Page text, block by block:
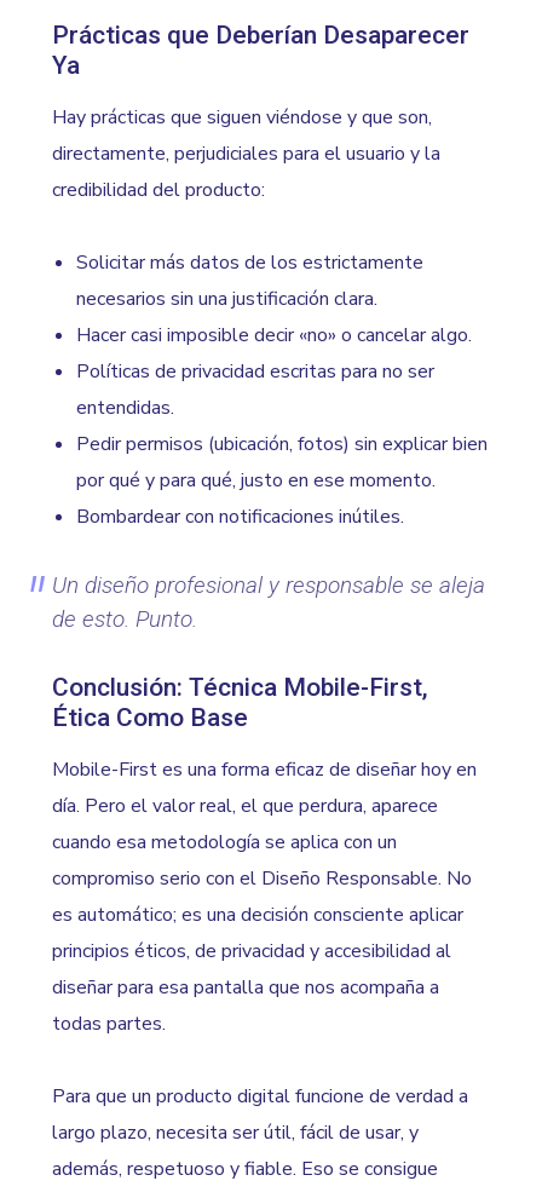
Prácticas que Deberían Desaparecer
Ya
Hay prácticas que siguen viéndose y que son,
directamente, perjudiciales para el usuario y la
credibilidad del producto:
Solicitar más datos de los estrictamente
necesarios sin una justificación clara.
Hacer casi imposible decir «no» o cancelar algo.
Políticas de privacidad escritas para no ser
entendidas.
Pedir permisos (ubicación, fotos) sin explicar bien
por qué y para qué, justo en ese momento.
Bombardear con notificaciones inútiles.
Un diseño profesional y responsable se aleja
de esto. Punto.
Conclusión: Técnica Mobile-First,
Ética Como Base
Mobile-First es una forma eficaz de diseñar hoy en
día. Pero el valor real, el que perdura, aparece
cuando esa metodología se aplica con un
compromiso serio con el Diseño Responsable. No
es automático; es una decisión consciente aplicar
principios éticos, de privacidad y accesibilidad al
diseñar para esa pantalla que nos acompaña a
todas partes.
Para que un producto digital funcione de verdad a
largo plazo, necesita ser útil, fácil de usar, y
además, respetuoso y fiable. Eso se consigue